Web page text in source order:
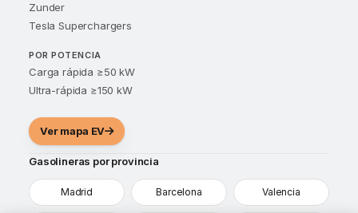
Zunder
Tesla Superchargers
POR POTENCIA
Carga rápida ≥50 kW
Ultra-rápida ≥150 kW
Ver mapa EV
Gasolineras por provincia
Madrid Barcelona Valencia